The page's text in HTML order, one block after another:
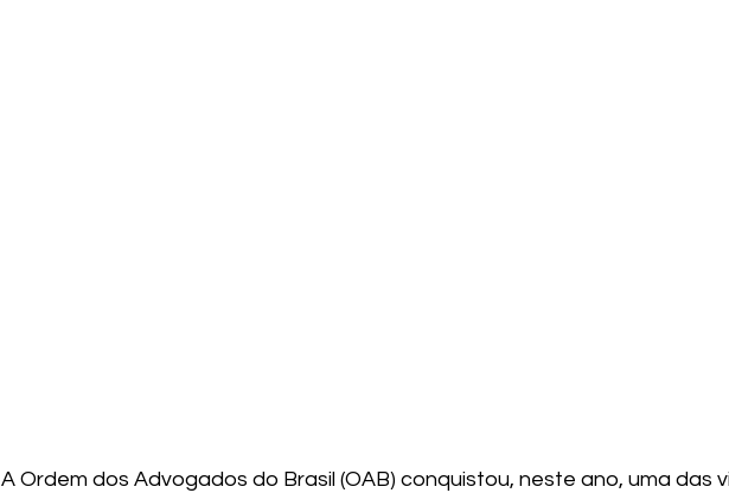
A Ordem dos Advogados do Brasil (OAB) conquistou, neste ano, uma das